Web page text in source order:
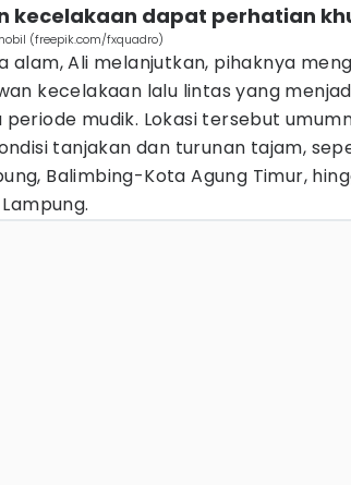
kecelakaan dapat perhatian
(freepik.com/fxquadro)
alam, Ali melanjutkan, pihaknya
kecelakaan lalu lintas yang
periode mudik. Lokasi tersebut
tanjakan dan turunan tajam,
Balimbing-Kota Agung Timur,